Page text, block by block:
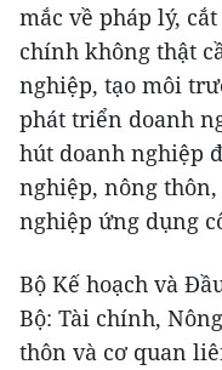
mắc về pháp lý,
chính không thật
nghiệp, tạo môi
phát triển doanh
hút doanh nghiệp
nghiệp, nông
nghiệp ứng dụng
Bộ Kế hoạch và
Bộ: Tài chính,
thôn và cơ quan